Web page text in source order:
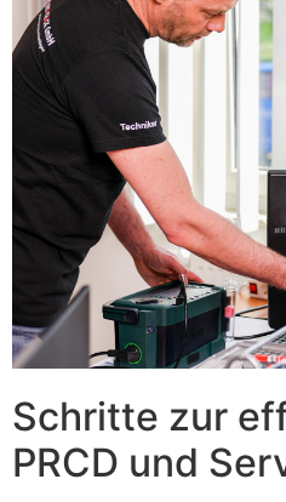
Schritte zur
PRCD und